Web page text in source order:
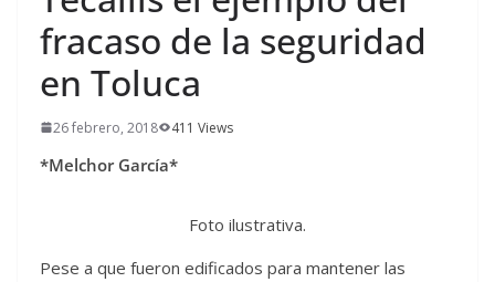
fracaso de la seguridad
en Toluca
26 febrero, 2018 411 Views
*Melchor García*
Foto ilustrativa.
Pese a que fueron edificados para mantener las